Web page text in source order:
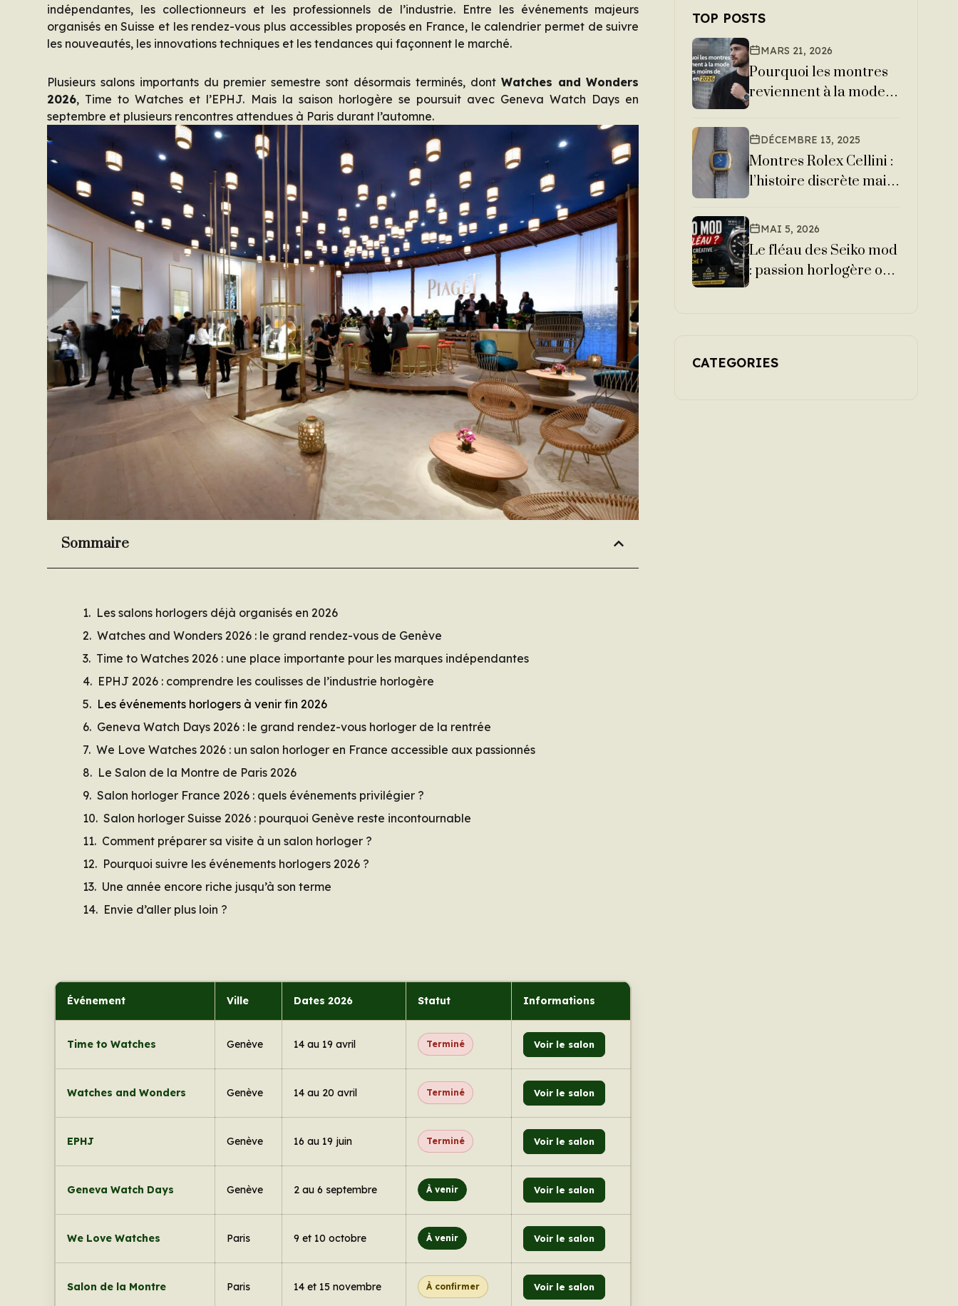
indépendantes, les collectionneurs et les professionnels de l’industrie. Entre les événements majeurs
organisés en Suisse et les rendez-vous plus accessibles proposés en France, le calendrier permet de suivre
les nouveautés, les innovations techniques et les tendances qui façonnent le marché.
Plusieurs salons importants du premier semestre sont désormais terminés, dont Watches and Wonders
2026, Time to Watches et l’EPHJ. Mais la saison horlogère se poursuit avec Geneva Watch Days en
septembre et plusieurs rencontres attendues à Paris durant l’automne.
Sommaire
Les salons horlogers déjà organisés en 2026
Watches and Wonders 2026 : le grand rendez-vous de Genève
Time to Watches 2026 : une place importante pour les marques indépendantes
EPHJ 2026 : comprendre les coulisses de l’industrie horlogère
Les événements horlogers à venir fin 2026
Geneva Watch Days 2026 : le grand rendez-vous horloger de la rentrée
We Love Watches 2026 : un salon horloger en France accessible aux passionnés
Le Salon de la Montre de Paris 2026
Salon horloger France 2026 : quels événements privilégier ?
Salon horloger Suisse 2026 : pourquoi Genève reste incontournable
Comment préparer sa visite à un salon horloger ?
Pourquoi suivre les événements horlogers 2026 ?
Une année encore riche jusqu’à son terme
Envie d’aller plus loin ?
Événement Ville Dates 2026 Statut Informations
Time to Watches Genève 14 au 19 avril Terminé Voir le salon
Watches and Wonders Genève 14 au 20 avril Terminé Voir le salon
EPHJ Genève 16 au 19 juin Terminé Voir le salon
Geneva Watch Days Genève 2 au 6 septembre À venir Voir le salon
We Love Watches Paris 9 et 10 octobre À venir Voir le salon
Salon de la Montre Paris 14 et 15 novembre À confirmer Voir le salon
TOP POSTS
MARS 21, 2026
Pourquoi les montres
reviennent à la mode
ans en 2026
DÉCEMBRE 13, 2025
Montres Rolex Cellini :
l’histoire discrète mais
collection iconique
MAI 5, 2026
Le fléau des Seiko mod
: passion horlogère ou
CATEGORIES